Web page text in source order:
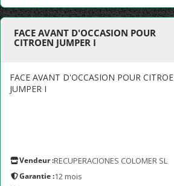
FACE AVANT D'OCCASION POUR
CITROEN JUMPER I
FACE AVANT D'OCCASION POUR
JUMPER I
Vendeur :RECUPERACIONES COLOMER SL
Garantie :12 mois